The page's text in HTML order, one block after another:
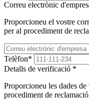
Correu electrònic
Proporcioneu el vostre
per al procediment de
Telèfon*
Detalls de verificació *
Proporcioneu les dades
procediment de